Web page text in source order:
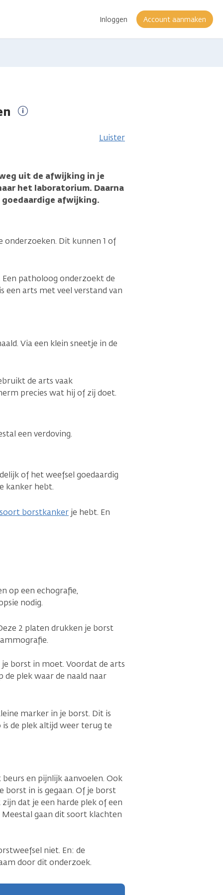
Inloggen Account aanmaken
Luister
uit de afwijking in je
het laboratorium. Daarna
afwijking.
onderzoeken. Dit kunnen 1 of
patholoog onderzoekt de
een arts met veel verstand van
Via een klein sneetje in de
de arts vaak
precies wat hij of zij doet.
een verdoving.
of het weefsel goedaardig
kanker hebt.
soort borstkanker je hebt. En
op een echografie,
nodig.
2 platen drukken je borst
borst in moet. Voordat de arts
de plek waar de naald naar
marker in je borst. Dit is
de plek altijd weer terug te
en pijnlijk aanvoelen. Ook
borst in is gegaan. Of je borst
dat je een harde plek of een
gaan dit soort klachten
niet. En: de
door dit onderzoek.